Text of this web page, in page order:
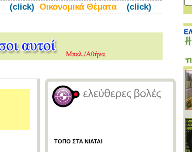
(click) Οικονομικά Θέματα (click)
ΤΟΠΟ ΣΤΑ ΝΙΑΤΑ!